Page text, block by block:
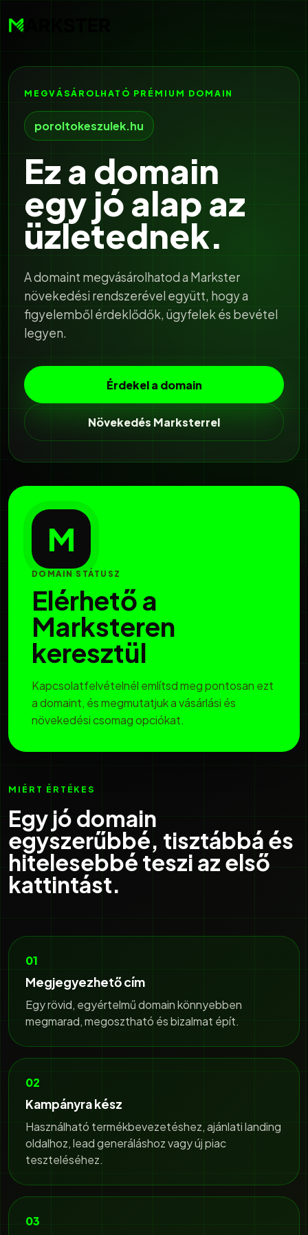
MEGVÁSÁROLHATÓ PRÉMIUM DOMAIN
poroltokeszulek.hu
Ez a domain
egy jó alap az
üzletednek.
A domaint megvásárolhatod a Markster
növekedési rendszerével együtt, hogy a
figyelemből érdeklődők, ügyfelek és bevétel
legyen.
Érdekel a domain
Növekedés Marksterrel
M
DOMAIN STÁTUSZ
Elérhető a
Marksteren
keresztül
Kapcsolatfelvételnél említsd meg pontosan ezt
a domaint, és megmutatjuk a vásárlási és
növekedési csomag opciókat.
MIÉRT ÉRTÉKES
Egy jó domain
egyszerűbbé, tisztábbá és
hitelesebbé teszi az első
kattintást.
01
Megjegyezhető cím
Egy rövid, egyértelmű domain könnyebben
megmarad, megosztható és bizalmat épít.
02
Kampányra kész
Használható termékbevezetéshez, ajánlati landing
oldalhoz, lead generáláshoz vagy új piac
teszteléséhez.
03